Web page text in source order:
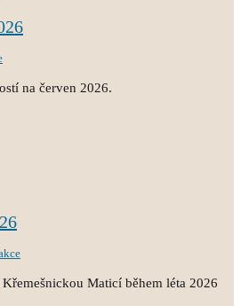
na červen 2026.
Maticí během léta 2026